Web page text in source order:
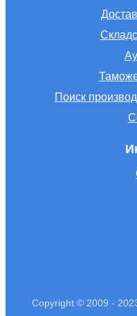
Поиск
Copyright © 2009 -